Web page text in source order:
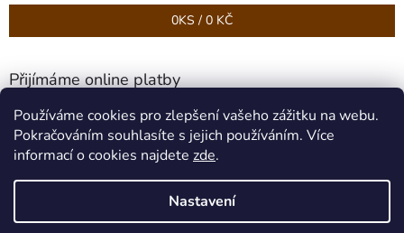
Používáme cookies pro zlepšení vašeho zážitku na webu.
Pokračováním souhlasíte s jejich používáním. Více
informací o cookies najdete zde.
Nastavení
0KS / 0 KČ
Přijímáme online platby
Vytvořil Shoptet